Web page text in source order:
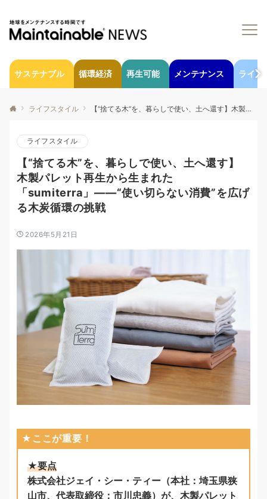
サステナブル 循環経済 再生可能 メンテナンス ライフ
ライフスタイル 【“捨てる木”を、暮らしで使い、土へ還す】木製パレット再生から生まれた「sumiterra」――“使い切らない消費”を広げる木炭循環の挑戦
ライフスタイル
【“捨てる木”を、暮らしで使い、土へ還す】
木製パレット再生から生まれた
「sumiterra」――“使い切らない消費”を広げ
る木炭循環の挑戦
2026年5月21日
★ここが重要！
★要点
株式会社ジェイ・シー・ティー（本社：埼玉県狭
山市、代表取締役：市川忠義）が、木製パレット